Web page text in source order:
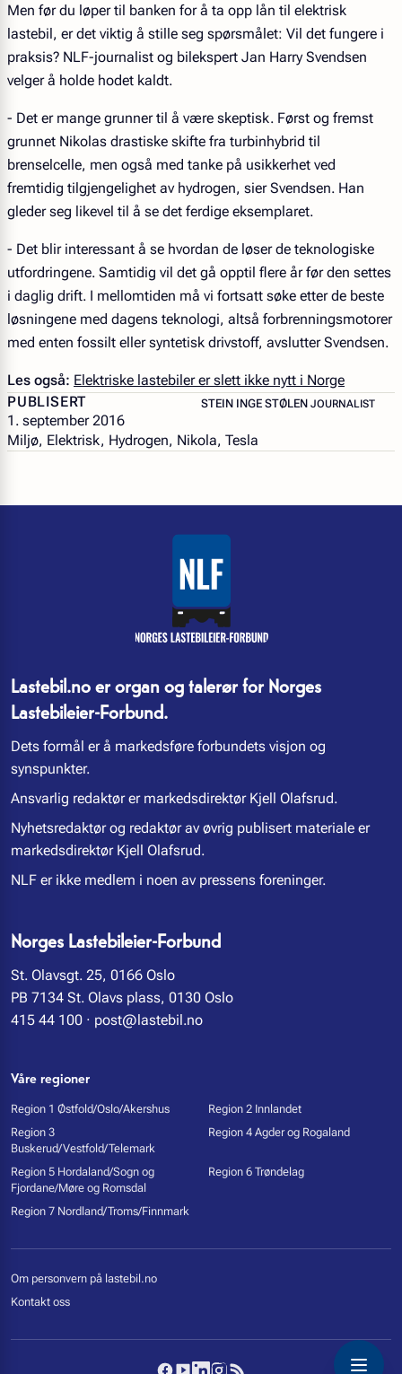
Men før du løper til banken for å ta opp lån til elektrisk
lastebil, er det viktig å stille seg spørsmålet: Vil det fungere i
praksis? NLF-journalist og bilekspert Jan Harry Svendsen
velger å holde hodet kaldt.
- Det er mange grunner til å være skeptisk. Først og fremst
grunnet Nikolas drastiske skifte fra turbinhybrid til
brenselcelle, men også med tanke på usikkerhet ved
fremtidig tilgjengelighet av hydrogen, sier Svendsen. Han
gleder seg likevel til å se det ferdige eksemplaret.
- Det blir interessant å se hvordan de løser de teknologiske
utfordringene. Samtidig vil det gå opptil flere år før den settes
i daglig drift. I mellomtiden må vi fortsatt søke etter de beste
løsningene med dagens teknologi, altså forbrenningsmotorer
med enten fossilt eller syntetisk drivstoff, avslutter Svendsen.
Les også: Elektriske lastebiler er slett ikke nytt i Norge
PUBLISERT
1. september 2016
STEIN INGE STØLEN – JOURNALIST
JOURNALIST
Miljø, Elektrisk, Hydrogen, Nikola, Tesla
Lastebil.no er organ og talerør for Norges
Lastebileier-Forbund.
Dets formål er å markedsføre forbundets visjon og
synspunkter.
Ansvarlig redaktør er markedsdirektør Kjell Olafsrud.
Nyhetsredaktør og redaktør av øvrig publisert materiale er
markedsdirektør Kjell Olafsrud.
NLF er ikke medlem i noen av pressens foreninger.
Norges Lastebileier-Forbund
St. Olavsgt. 25, 0166 Oslo
PB 7134 St. Olavs plass, 0130 Oslo
415 44 100 · post@lastebil.no
Våre regioner
Region 1 Østfold/Oslo/Akershus
Region 2 Innlandet
Region 3
Buskerud/Vestfold/Telemark
Region 4 Agder og Rogaland
Region 5 Hordaland/Sogn og
Fjordane/Møre og Romsdal
Region 6 Trøndelag
Region 7 Nordland/Troms/Finnmark
Om personvern på lastebil.no
Kontakt oss